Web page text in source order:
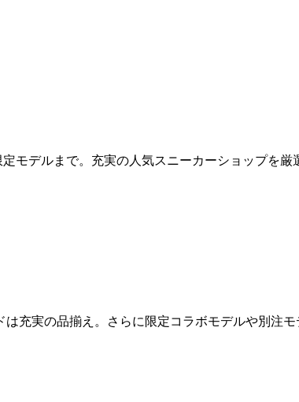
モデルまで。充実の人気スニーカーショップを厳
充実の品揃え。さらに限定コラボモデルや別注